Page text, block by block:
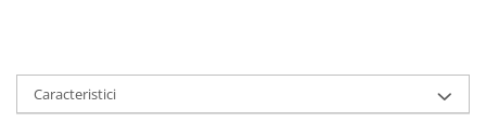
Caracteristici